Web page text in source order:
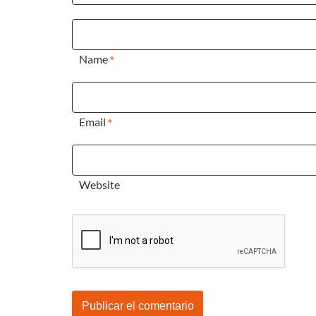
Name*
Email *
Website